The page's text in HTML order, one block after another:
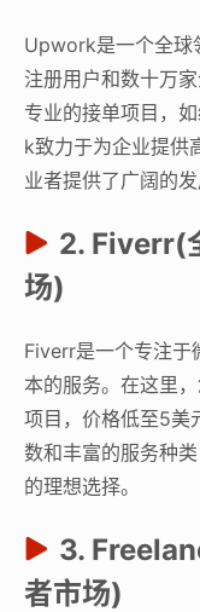
Upwork是一个全球
注册用户和数十万
专业的接单项目，
k致力于为企业提供
业者提供了广阔的发
2. Fiverr(
场)
Fiverr是一个专注于
本的服务。在这里
项目，价格低至5美
数和丰富的服务种
的理想选择。
3.
者市场)